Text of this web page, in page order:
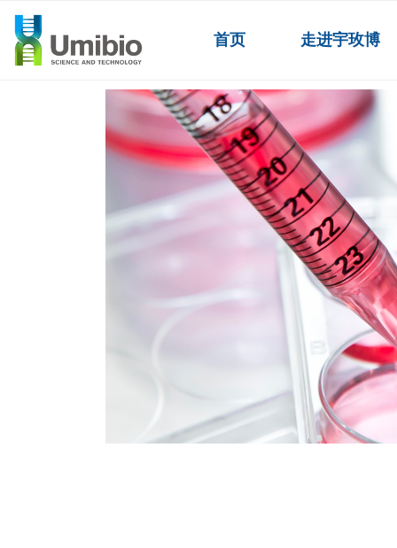
首页 走进宇玫博
外泌体产品 ꄲ 高纯度外泌体